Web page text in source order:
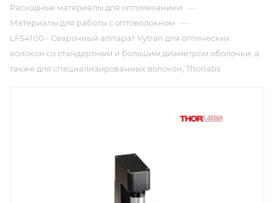
Расходные материалы для оптомеханики —
Материалы для работы с оптоволокном —
LFS4100 - Сварочный аппарат Vytran для оптических
волокон со стандартным и большим диаметром оболочки, а
также для специализированных волокон, Thorlabs